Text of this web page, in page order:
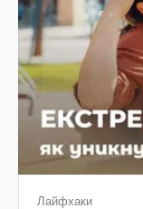
Лайфхаки